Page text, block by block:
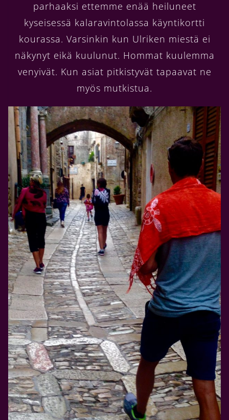
parhaaksi ettemme enää heiluneet
kyseisessä kalaravintolassa käyntikortti
kourassa. Varsinkin kun Ulriken miestä ei
näkynyt eikä kuulunut. Hommat kuulemma
venyivät. Kun asiat pitkistyvät tapaavat ne
myös mutkistua.